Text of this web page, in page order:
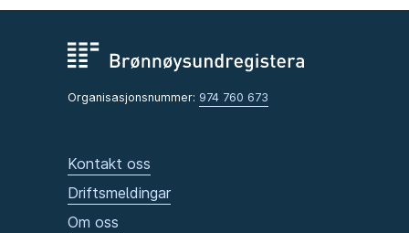
Organisasjonsnummer: 974 760 673
Kontakt oss
Driftsmeldingar
Om oss